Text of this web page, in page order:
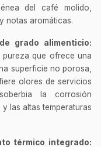
del café molido,
notas aromáticas.
grado alimenticio:
que ofrece una
superficie no porosa,
olores de servicios
la corrosión
las altas temperaturas
térmico integrado: